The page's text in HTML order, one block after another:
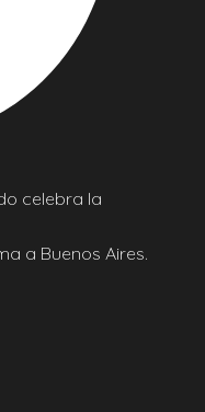
celebra la
a Buenos Aires.